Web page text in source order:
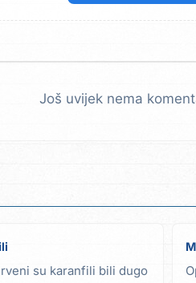
Još uvijek nema
su karanfili bili dugo